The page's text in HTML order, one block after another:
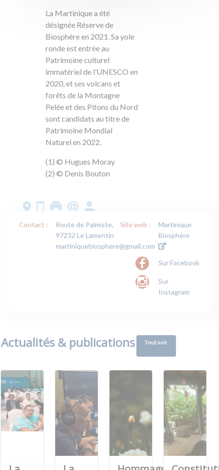
La Martinique a été
désignée Réserve de
Biosphère en 2021. Sa yole
ronde est entrée au
Patrimoine culturel
immatériel de l’UNESCO en
2020, et ses volcans et
forêts de la Montagne
Pelée et des Pitons du Nord
sont candidats au titre de
Patrimoine Mondial
Naturel en 2022.
(1) © Hugues Moray
(2) © Denis Bouton
Contact :
Route de Palmiste,
97232 Le Lamentin
martiniquebiosphere@gmail.com
Site web :
Martinique
Biosphère
Sur Facebook
Sur
Instagram
Actualités & publications Tout voir